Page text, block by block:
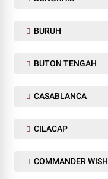
BURUH
BUTON TENGAH
CASABLANCA
CILACAP
COMMANDER WISH